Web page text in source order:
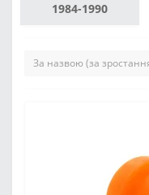
1984-1990